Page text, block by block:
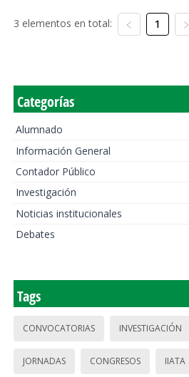
3 elementos en total: 1
Categorías
Alumnado
Información General
Contador Público
Investigación
Noticias institucionales
Debates
Tags
CONVOCATORIAS INVESTIGACIÓN
JORNADAS CONGRESOS IIATA